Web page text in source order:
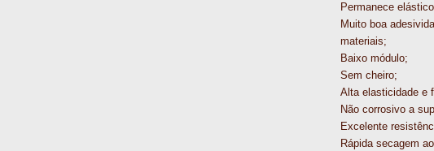
Permanece
Muito boa
materiais;
Baixo módulo;
Sem cheiro;
Alta elasticidade e
Não corrosivo a
Excelente
Rápida secagem